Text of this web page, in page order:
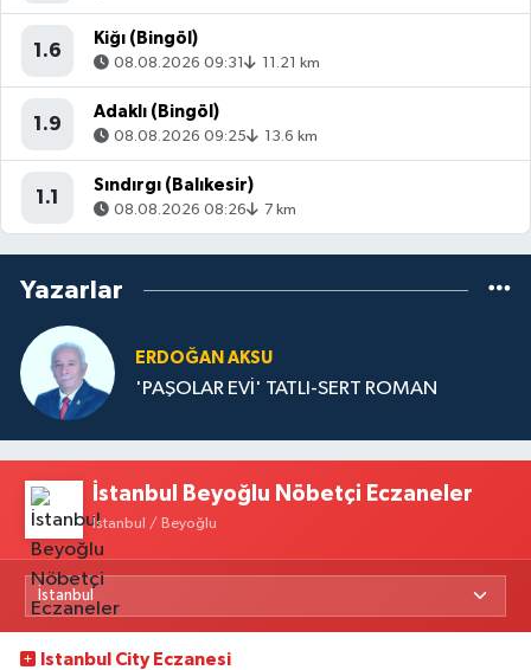
1.6
Kiğı (Bingöl)
08.08.2026 09:31 11.21 km
1.9
Adaklı (Bingöl)
08.08.2026 09:25 13.6 km
1.1
Sındırgı (Balıkesir)
08.08.2026 08:26 7 km
Yazarlar
ERDOĞAN AKSU
'PAŞOLAR EVİ' TATLI-SERT ROMAN
İstanbul Beyoğlu Nöbetçi Eczaneler
İstanbul / Beyoğlu
Istanbul City Eczanesi